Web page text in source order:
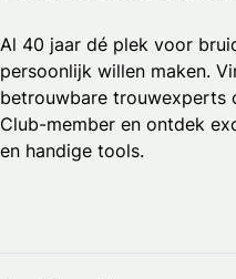
Al 40 jaar dé plek voor
persoonlijk willen maken.
betrouwbare trouwexperts
Club-member en ontdek
en handige tools.